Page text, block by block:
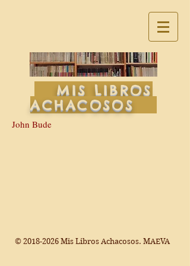
MIS LIBROS
ACHACOSOS
John Bude
© 2018-2026 Mis Libros Achacosos. MAEVA